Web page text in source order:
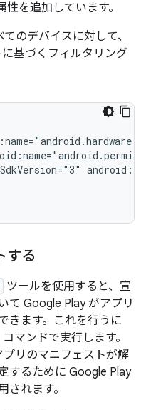
性を追加しています。
のデバイスに対して、
基づくフィルタリング
する
ツールを使用すると、宣
て Google Play がアプリ
きます。これを行うに
コマンドで実行します。
プリのマニフェストが解
するために Google Play
れます。